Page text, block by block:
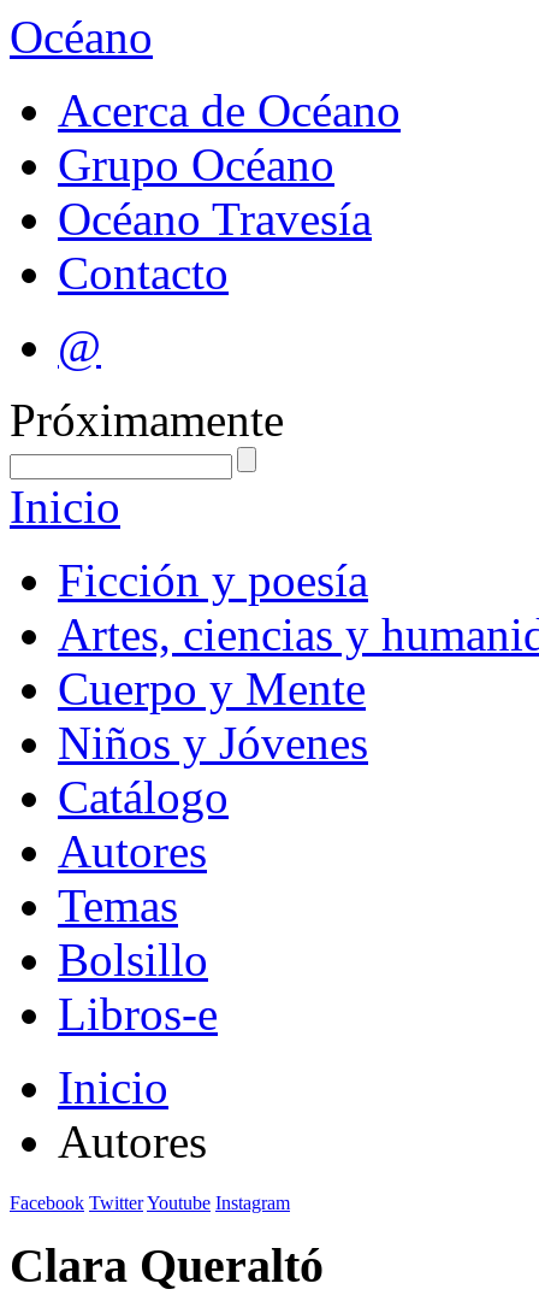
Océano
Acerca de Océano
Grupo Océano
Océano Travesía
Contacto
@
Próximamente
Inicio
Ficción y poesía
Artes, ciencias y
Cuerpo y Mente
Niños y Jóvenes
Catálogo
Autores
Temas
Bolsillo
Libros-e
Inicio
Autores
Facebook TwitterYoutube Instagram
Clara Queraltó